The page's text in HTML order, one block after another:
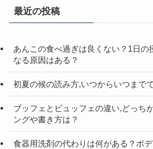
リ
索
最近の投稿
あんこの食べ過ぎは良くない？1日の
なる原因はある？
初夏の候の読み方,いつからいつまで
ブッフェとビュッフェの違い,どっち
ングや書き方は？
食器用洗剤の代わりは何がある？ボ